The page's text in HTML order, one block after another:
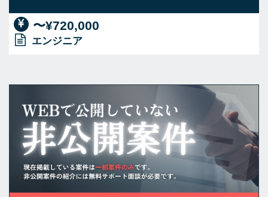
〜¥720,000
エンジニア